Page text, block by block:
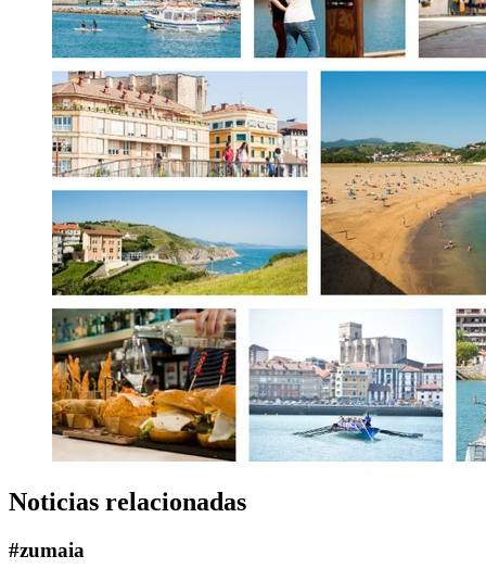
Noticias relacionadas
#zumaia